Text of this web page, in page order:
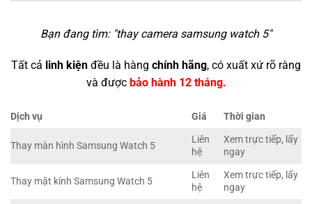
Bạn đang tìm: "thay camera samsung watch 5"
Tất cả linh kiện đều là hàng chính hãng, có xuất xứ rõ ràng
và được bảo hành 12 tháng.
Dịch vụ Giá Thời gian
Thay màn hình Samsung Watch 5
Liên
hệ
Xem trực tiếp, lấy
ngay
Thay mặt kính Samsung Watch 5
Liên
hệ
Xem trực tiếp, lấy
ngay